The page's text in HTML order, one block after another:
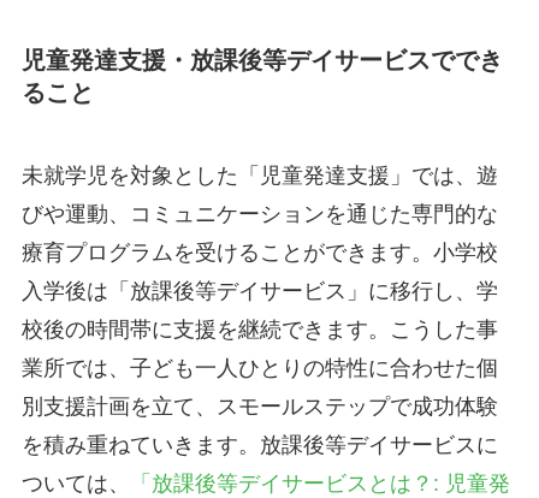
児童発達支援・放課後等デイサービスででき
ること
未就学児を対象とした「児童発達支援」では、遊
びや運動、コミュニケーションを通じた専門的な
療育プログラムを受けることができます。小学校
入学後は「放課後等デイサービス」に移行し、学
校後の時間帯に支援を継続できます。こうした事
業所では、子ども一人ひとりの特性に合わせた個
別支援計画を立て、スモールステップで成功体験
を積み重ねていきます。放課後等デイサービスに
ついては、
「放課後等デイサービスとは？: 児童発